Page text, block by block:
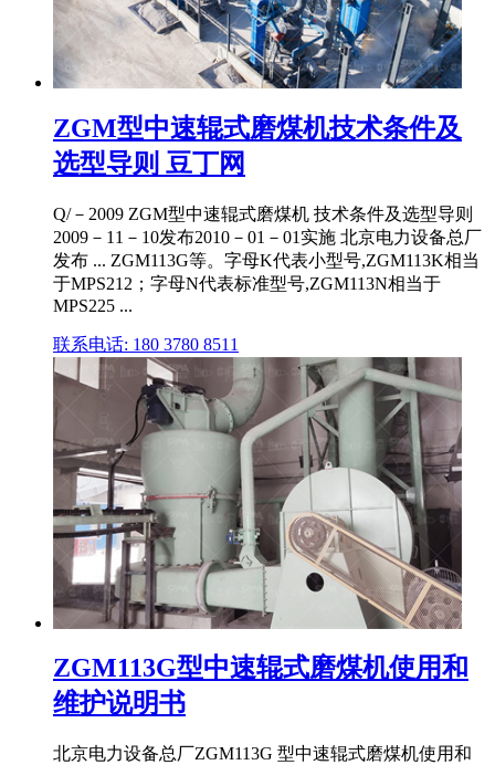
ZGM型中速辊式磨煤机技术条件及
选型导则 豆丁网
Q/－2009 ZGM型中速辊式磨煤机 技术条件及选型导则
2009－11－10发布2010－01－01实施 北京电力设备总厂
发布 ... ZGM113G等。字母K代表小型号,ZGM113K相当
于MPS212；字母N代表标准型号,ZGM113N相当于
MPS225 ...
联系电话: 180 3780 8511
ZGM113G型中速辊式磨煤机使用和
维护说明书
北京电力设备总厂ZGM113G 型中速辊式磨煤机使用和